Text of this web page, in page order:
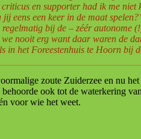
en supporter had ik me
eens een keer in de maat
bij de – zéér autonome
nooit erg want daar waren de
in het Foreestenhuis te Hoorn bij
zoute Zuiderzee en nu
ook tot de waterkering
voor wie het weet.